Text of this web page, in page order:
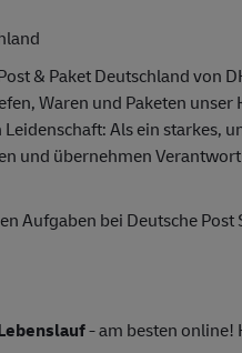
& Paket Deutschland von
Waren und Paketen
Als ein starkes,
und übernehmen
Aufgaben bei Deutsche Post
- am besten online!